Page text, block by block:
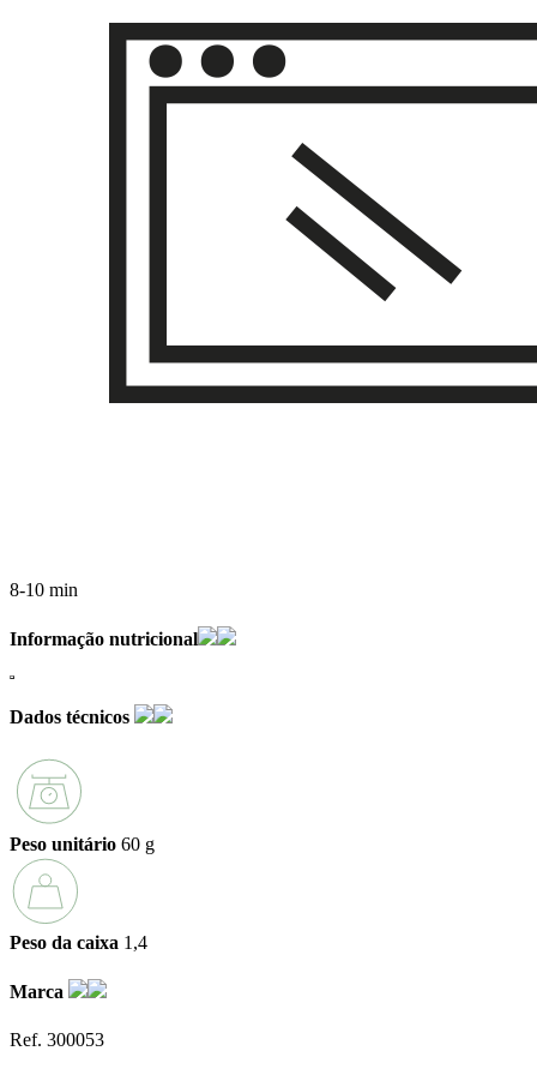
8-10 min
Informação nutricional
Dados técnicos
Peso unitário 60 g
Peso da caixa 1,4
Marca
Ref. 300053